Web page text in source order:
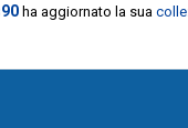
ha aggiornato la sua